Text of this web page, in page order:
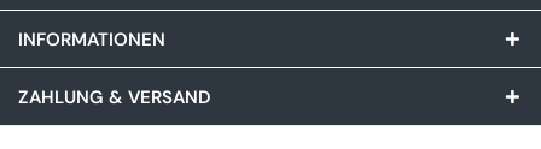
INFORMATIONEN
ZAHLUNG & VERSAND